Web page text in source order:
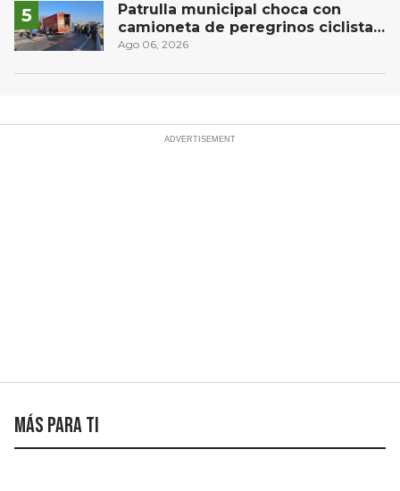
Patrulla municipal choca con
camioneta de peregrinos ciclistas
en la autopista México-Querétaro
Ago 06, 2026
Más para ti